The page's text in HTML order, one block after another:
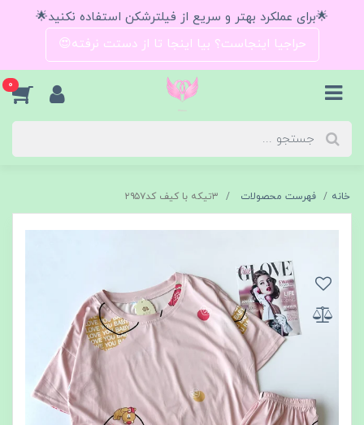
🌟برای عملکرد بهتر و سریع از فیلترشکن استفاده نکنید🌟
حراجیا اینجاست؟ بیا اینجا تا از دستت نرفته😍
0
خانه فهرست محصولات ۳تیکه با کیف کد۲۹۵۷